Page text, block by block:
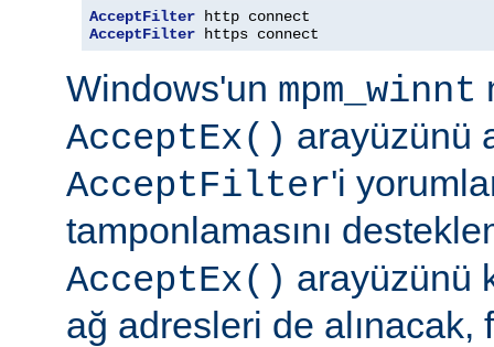
AcceptFilter
AcceptFilter https connect
Windows'un mpm_winnt
AcceptEx() arayüzünü
AcceptFilter'i
tamponlamasını
AcceptEx() arayüzünü
ağ adresleri de alınacak,